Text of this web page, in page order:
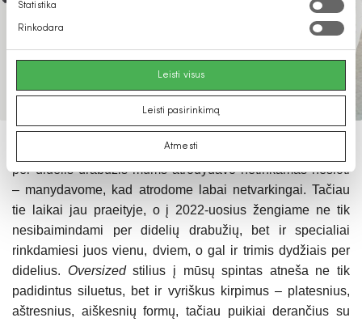
Statistika
Rinkodara
Leisti visus
Leisti pasirinkimą
Atmesti
Turbūt daugelis mūsų prisimins laikus, kai ir puse dydžio
per didelis drabužis mums atrodydavo netinkamas nešioti
– manydavome, kad atrodome labai netvarkingai. Tačiau
tie laikai jau praeityje, o į 2022-uosius žengiame ne tik
nesibaimindami per didelių drabužių, bet ir specialiai
rinkdamiesi juos vienu, dviem, o gal ir trimis dydžiais per
didelius. Oversizedstilius į mūsų spintas atneša ne tik
padidintus siluetus, bet ir vyriškus kirpimus – platesnius,
aštresnius, aiškesnių formų, tačiau puikiai derančius su